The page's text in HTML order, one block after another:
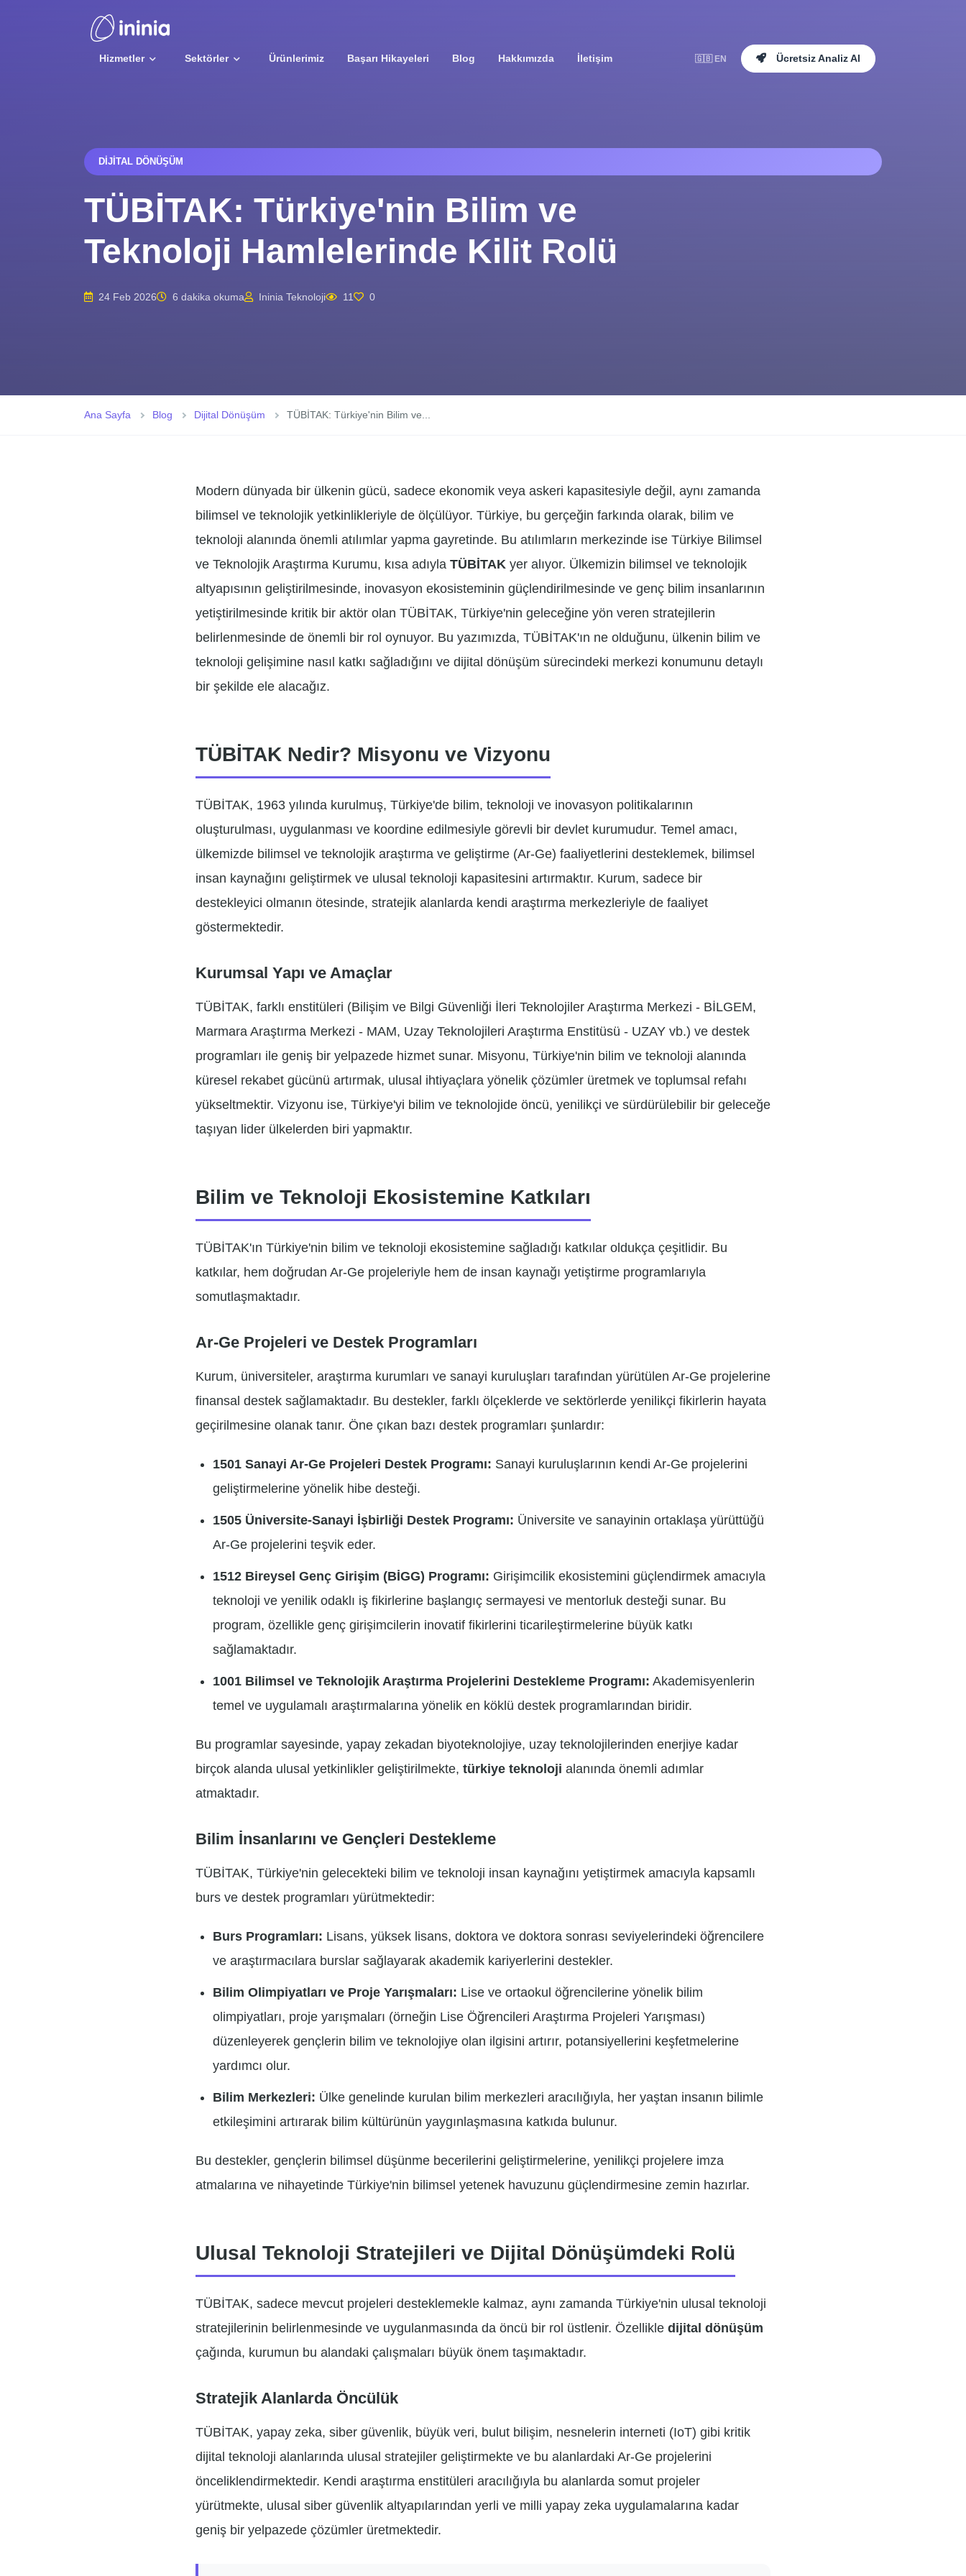
Hizmetler Sektörler Ürünlerimiz Başarı Hikayeleri Blog Hakkımızda İletişim 🇬🇧 EN Ücretsiz Analiz Al
DIJITAL DÖNÜŞÜM
TÜBİTAK: Türkiye'nin Bilim ve
Teknoloji Hamlelerinde Kilit Rolü
24 Feb 2026 6 dakika okuma Ininia Teknoloji 11 0
Ana Sayfa Blog Dijital Dönüşüm TÜBİTAK: Türkiye'nin Bilim ve...
Modern dünyada bir ülkenin gücü, sadece ekonomik veya askeri kapasitesiyle değil, aynı zamanda
bilimsel ve teknolojik yetkinlikleriyle de ölçülüyor. Türkiye, bu gerçeğin farkında olarak, bilim ve
teknoloji alanında önemli atılımlar yapma gayretinde. Bu atılımların merkezinde ise Türkiye Bilimsel
ve Teknolojik Araştırma Kurumu, kısa adıyla TÜBİTAK yer alıyor. Ülkemizin bilimsel ve teknolojik
altyapısının geliştirilmesinde, inovasyon ekosisteminin güçlendirilmesinde ve genç bilim insanlarının
yetiştirilmesinde kritik bir aktör olan TÜBİTAK, Türkiye'nin geleceğine yön veren stratejilerin
belirlenmesinde de önemli bir rol oynuyor. Bu yazımızda, TÜBİTAK'ın ne olduğunu, ülkenin bilim ve
teknoloji gelişimine nasıl katkı sağladığını ve dijital dönüşüm sürecindeki merkezi konumunu detaylı
bir şekilde ele alacağız.
TÜBİTAK Nedir? Misyonu ve Vizyonu
TÜBİTAK, 1963 yılında kurulmuş, Türkiye'de bilim, teknoloji ve inovasyon politikalarının
oluşturulması, uygulanması ve koordine edilmesiyle görevli bir devlet kurumudur. Temel amacı,
ülkemizde bilimsel ve teknolojik araştırma ve geliştirme (Ar-Ge) faaliyetlerini desteklemek, bilimsel
insan kaynağını geliştirmek ve ulusal teknoloji kapasitesini artırmaktır. Kurum, sadece bir
destekleyici olmanın ötesinde, stratejik alanlarda kendi araştırma merkezleriyle de faaliyet
göstermektedir.
Kurumsal Yapı ve Amaçlar
TÜBİTAK, farklı enstitüleri (Bilişim ve Bilgi Güvenliği İleri Teknolojiler Araştırma Merkezi - BİLGEM,
Marmara Araştırma Merkezi - MAM, Uzay Teknolojileri Araştırma Enstitüsü - UZAY vb.) ve destek
programları ile geniş bir yelpazede hizmet sunar. Misyonu, Türkiye'nin bilim ve teknoloji alanında
küresel rekabet gücünü artırmak, ulusal ihtiyaçlara yönelik çözümler üretmek ve toplumsal refahı
yükseltmektir. Vizyonu ise, Türkiye'yi bilim ve teknolojide öncü, yenilikçi ve sürdürülebilir bir geleceğe
taşıyan lider ülkelerden biri yapmaktır.
Bilim ve Teknoloji Ekosistemine Katkıları
TÜBİTAK'ın Türkiye'nin bilim ve teknoloji ekosistemine sağladığı katkılar oldukça çeşitlidir. Bu
katkılar, hem doğrudan Ar-Ge projeleriyle hem de insan kaynağı yetiştirme programlarıyla
somutlaşmaktadır.
Ar-Ge Projeleri ve Destek Programları
Kurum, üniversiteler, araştırma kurumları ve sanayi kuruluşları tarafından yürütülen Ar-Ge projelerine
finansal destek sağlamaktadır. Bu destekler, farklı ölçeklerde ve sektörlerde yenilikçi fikirlerin hayata
geçirilmesine olanak tanır. Öne çıkan bazı destek programları şunlardır:
1501 Sanayi Ar-Ge Projeleri Destek Programı: Sanayi kuruluşlarının kendi Ar-Ge projelerini
geliştirmelerine yönelik hibe desteği.
1505 Üniversite-Sanayi İşbirliği Destek Programı: Üniversite ve sanayinin ortaklaşa yürüttüğü
Ar-Ge projelerini teşvik eder.
1512 Bireysel Genç Girişim (BİGG) Programı: Girişimcilik ekosistemini güçlendirmek amacıyla
teknoloji ve yenilik odaklı iş fikirlerine başlangıç sermayesi ve mentorluk desteği sunar. Bu
program, özellikle genç girişimcilerin inovatif fikirlerini ticarileştirmelerine büyük katkı
sağlamaktadır.
1001 Bilimsel ve Teknolojik Araştırma Projelerini Destekleme Programı: Akademisyenlerin
temel ve uygulamalı araştırmalarına yönelik en köklü destek programlarından biridir.
Bu programlar sayesinde, yapay zekadan biyoteknolojiye, uzay teknolojilerinden enerjiye kadar
birçok alanda ulusal yetkinlikler geliştirilmekte, türkiye teknoloji alanında önemli adımlar
atmaktadır.
Bilim İnsanlarını ve Gençleri Destekleme
TÜBİTAK, Türkiye'nin gelecekteki bilim ve teknoloji insan kaynağını yetiştirmek amacıyla kapsamlı
burs ve destek programları yürütmektedir:
Burs Programları: Lisans, yüksek lisans, doktora ve doktora sonrası seviyelerindeki öğrencilere
ve araştırmacılara burslar sağlayarak akademik kariyerlerini destekler.
Bilim Olimpiyatları ve Proje Yarışmaları: Lise ve ortaokul öğrencilerine yönelik bilim
olimpiyatları, proje yarışmaları (örneğin Lise Öğrencileri Araştırma Projeleri Yarışması)
düzenleyerek gençlerin bilim ve teknolojiye olan ilgisini artırır, potansiyellerini keşfetmelerine
yardımcı olur.
Bilim Merkezleri: Ülke genelinde kurulan bilim merkezleri aracılığıyla, her yaştan insanın bilimle
etkileşimini artırarak bilim kültürünün yaygınlaşmasına katkıda bulunur.
Bu destekler, gençlerin bilimsel düşünme becerilerini geliştirmelerine, yenilikçi projelere imza
atmalarına ve nihayetinde Türkiye'nin bilimsel yetenek havuzunu güçlendirmesine zemin hazırlar.
Ulusal Teknoloji Stratejileri ve Dijital Dönüşümdeki Rolü
TÜBİTAK, sadece mevcut projeleri desteklemekle kalmaz, aynı zamanda Türkiye'nin ulusal teknoloji
stratejilerinin belirlenmesinde ve uygulanmasında da öncü bir rol üstlenir. Özellikle dijital dönüşüm
çağında, kurumun bu alandaki çalışmaları büyük önem taşımaktadır.
Stratejik Alanlarda Öncülük
TÜBİTAK, yapay zeka, siber güvenlik, büyük veri, bulut bilişim, nesnelerin interneti (IoT) gibi kritik
dijital teknoloji alanlarında ulusal stratejiler geliştirmekte ve bu alanlardaki Ar-Ge projelerini
önceliklendirmektedir. Kendi araştırma enstitüleri aracılığıyla bu alanlarda somut projeler
yürütmekte, ulusal siber güvenlik altyapılarından yerli ve milli yapay zeka uygulamalarına kadar
geniş bir yelpazede çözümler üretmektedir.